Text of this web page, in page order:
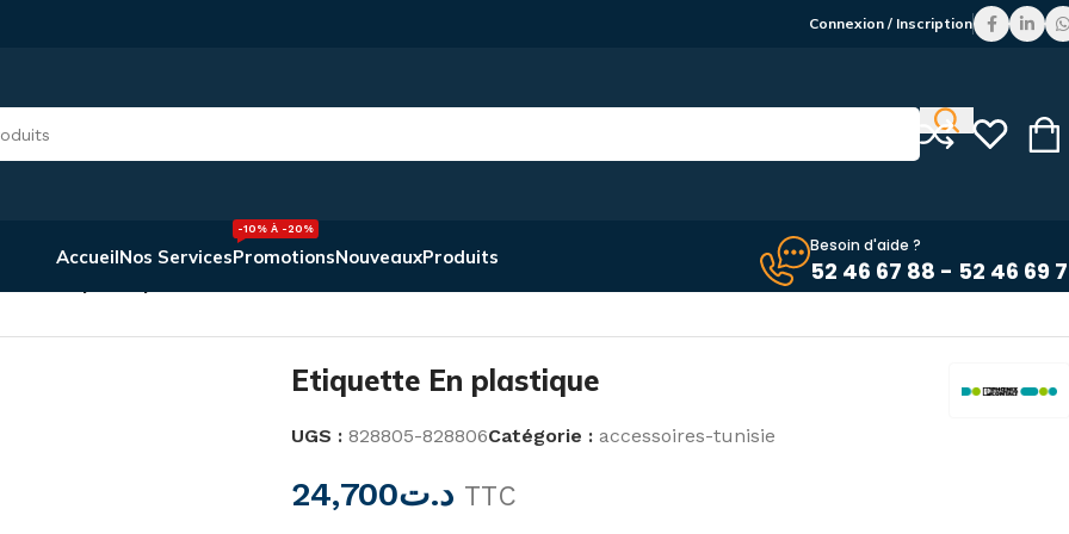
Connexion / Inscription
AccueilNos ServicesPromotions
-10% À -20%
NouveauxProduits Besoin d'aide ?
52 46 67 88 - 52 46 69
Etiquette En plastique
UGS : 828805-828806Catégorie : accessoires-tunisie
د.ت24,700 TTC